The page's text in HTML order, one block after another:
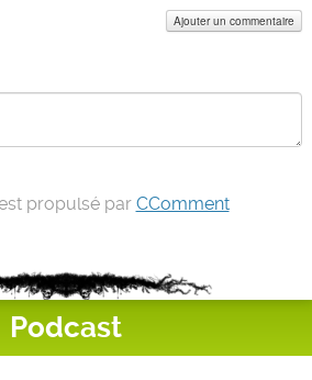
Ajouter un commentaire
propulsé par CComment
Podcast